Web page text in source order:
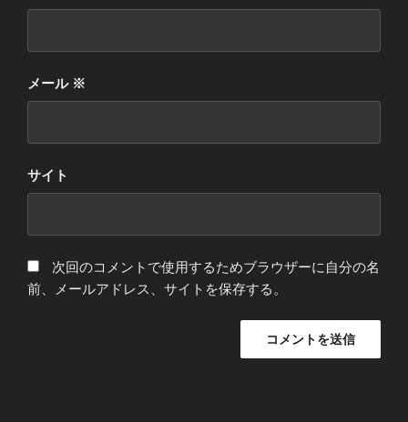
メール ※
サイト
次回のコメントで使用するためブラウザーに自分の名
前、メールアドレス、サイトを保存する。